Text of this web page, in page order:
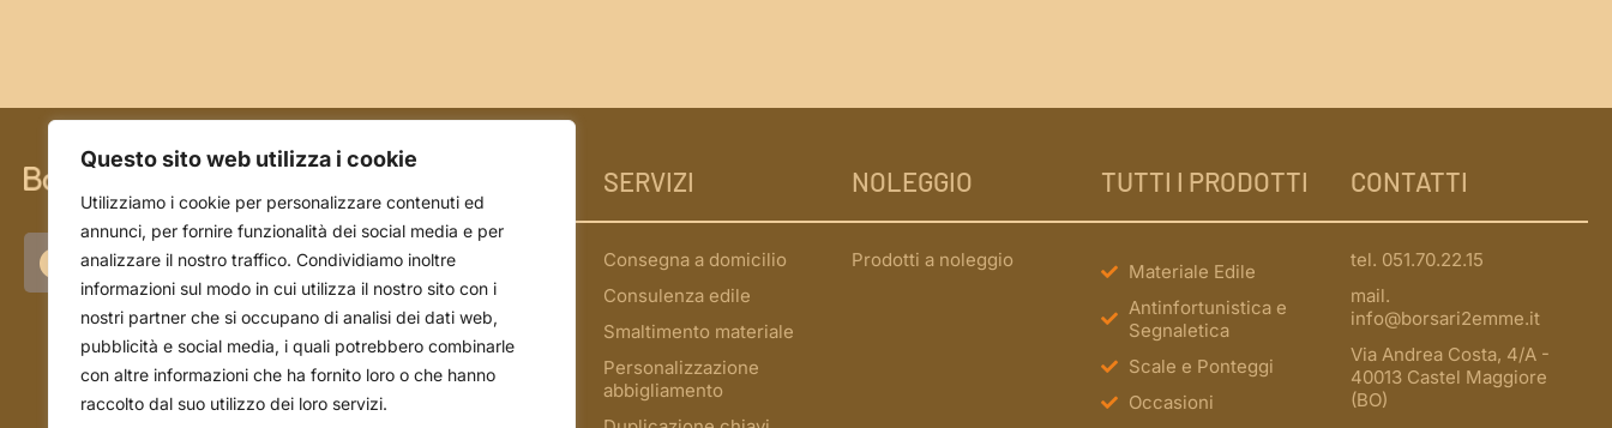
Questo sito web utilizza i cookie
Utilizziamo i cookie per personalizzare contenuti ed
annunci, per fornire funzionalità dei social media e per
analizzare il nostro traffico. Condividiamo inoltre
informazioni sul modo in cui utilizza il nostro sito con i
nostri partner che si occupano di analisi dei dati web,
pubblicità e social media, i quali potrebbero combinarle
con altre informazioni che ha fornito loro o che hanno
raccolto dal suo utilizzo dei loro servizi.
SERVIZI NOLEGGIO TUTTI I PRODOTTI CONTATTI
La storia
L'azienda
Il team
Consegna a domicilio
Consulenza edile
Smaltimento materiale
Personalizzazione
abbigliamento
Prodotti a noleggio
Materiale Edile
Antinfortunistica e
Segnaletica
Scale e Ponteggi
Occasioni
tel. 051.70.22.15
mail.
info@borsari2emme.it
Via Andrea Costa, 4/A -
40013 Castel Maggiore
(BO)